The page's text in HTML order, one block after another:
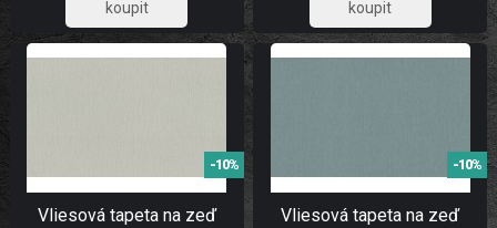
669,42 669,42
Vliesová tapeta na zeď
-10%
Vliesová tapeta na zeď
-10%